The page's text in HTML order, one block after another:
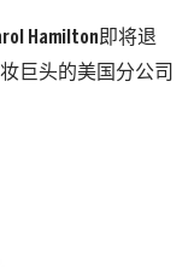
Hamilton即将退
巨头的美国分公司